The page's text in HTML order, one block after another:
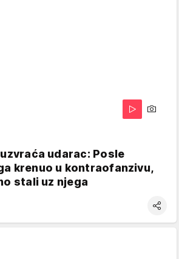
udarac: Posle
krenuo u kontraofanzivu,
stali uz njega